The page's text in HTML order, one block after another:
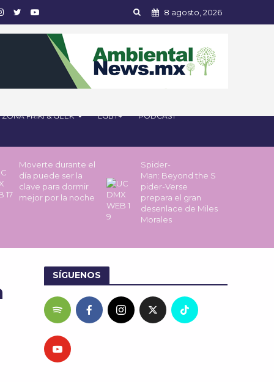
8 agosto, 2026
ZONA FRIKI & GEEK LGBT+ PODCAST
Moverte durante el
día puede ser la
clave para dormir
mejor por la noche
Spider-
Man: Beyond the S
pider-Verse
prepara el gran
desenlace de Miles
Morales
SÍGUENOS